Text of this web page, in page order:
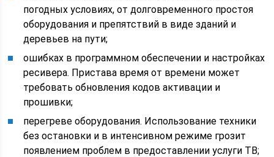
погодных условиях, от долговременного простоя
оборудования и препятствий в виде зданий и
деревьев на пути;
ошибках в программном обеспечении и настройках
ресивера. Пристава время от времени может
требовать обновления кодов активации и
прошивки;
перегреве оборудования. Использование техники
без остановки и в интенсивном режиме грозит
появлением проблем в предоставлении услуги ТВ;